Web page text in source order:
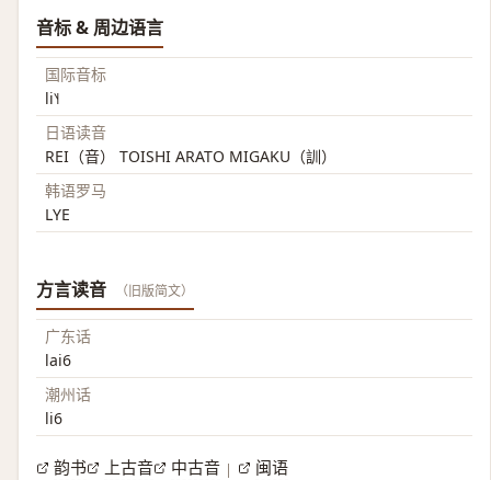
音标 & 周边语言
国际音标
li˥˧
日语读音
REI（音） TOISHI ARATO MIGAKU（訓）
韩语罗马
LYE
方言读音 （旧版简文）
广东话
lai6
潮州话
li6
韵书 上古音 中古音 | 闽语